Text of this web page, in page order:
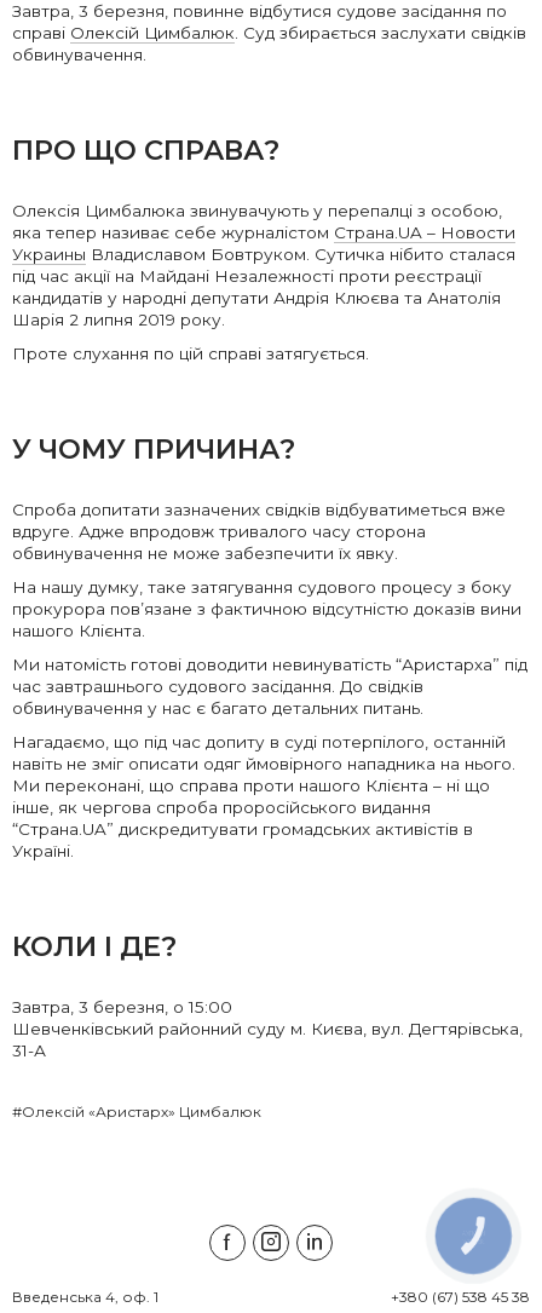
Завтра, 3 березня, повинне відбутися судове засідання по
справі Олексій Цимбалюк. Суд збирається заслухати свідків
обвинувачення.
ПРО ЩО СПРАВА?
Олексія Цимбалюка звинувачують у перепалці з особою,
яка тепер називає себе журналістом Страна.UA – Новости
Украины Владиславом Бовтруком. Сутичка нібито сталася
під час акції на Майдані Незалежності проти реєстрації
кандидатів у народні депутати Андрія Клюєва та Анатолія
Шарія 2 липня 2019 року.
Проте слухання по цій справі затягується.
У ЧОМУ ПРИЧИНА?
Спроба допитати зазначених свідків відбуватиметься вже
вдруге. Адже впродовж тривалого часу сторона
обвинувачення не може забезпечити їх явку.
На нашу думку, таке затягування судового процесу з боку
прокурора пов’язане з фактичною відсутністю доказів вини
нашого Клієнта.
Ми натомість готові доводити невинуватість “Аристарха” під
час завтрашнього судового засідання. До свідків
обвинувачення у нас є багато детальних питань.
Нагадаємо, що під час допиту в суді потерпілого, останній
навіть не зміг описати одяг ймовірного нападника на нього.
Ми переконані, що справа проти нашого Клієнта – ні що
інше, як чергова спроба проросійського видання
“Страна.UA” дискредитувати громадських активістів в
Україні.
КОЛИ І ДЕ?
Завтра, 3 березня, о 15:00
Шевченківський районний суду м. Києва, вул. Дегтярівська,
31-А
#Олексій «Аристарх» Цимбалюк
Введенська 4, оф. 1
+380 (67) 538 45 38
КНОПКА
ЗВ'ЯЗКУ